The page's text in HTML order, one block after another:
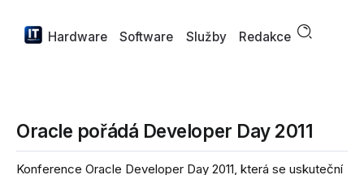
Hardware Software Služby Redakce
Oracle pořádá Developer Day 2011
Konference Oracle Developer Day 2011, která se uskuteční